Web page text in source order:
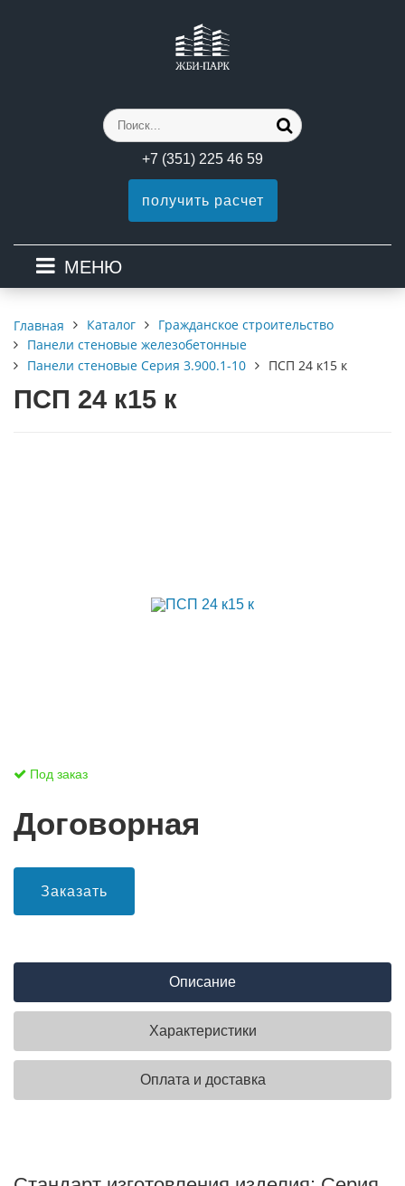
+7 (351) 225 46 59
получить расчет
МЕНЮ
Главная Каталог
Гражданское строительство
Панели стеновые железобетонные
Панели стеновые Серия 3.900.1-10
ПСП 24 к15 к
ПСП 24 к15 к
Под заказ
Договорная
Заказать
Описание
Характеристики
Оплата и доставка